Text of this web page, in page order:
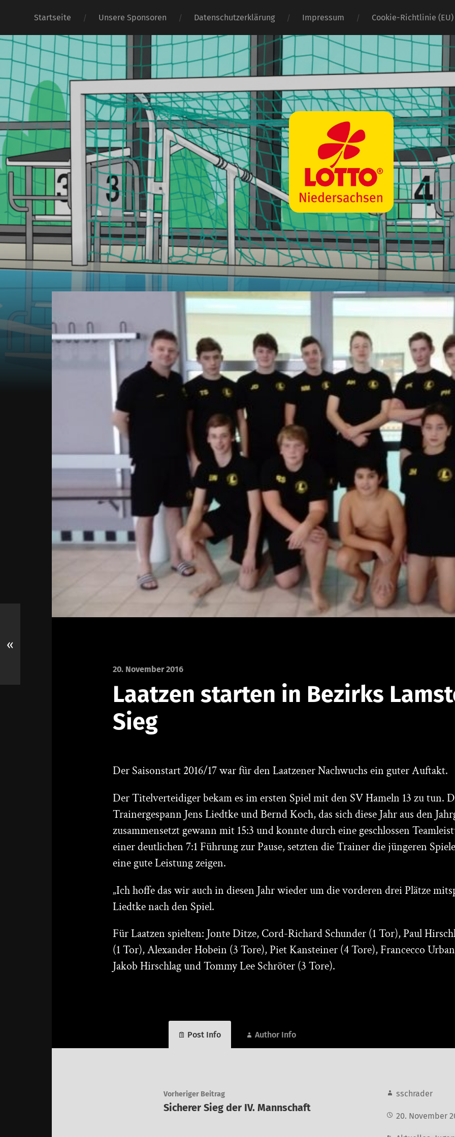
Startseite Unsere Sponsoren Datenschutzerklärung Impressum Cookie-Richtlinie (EU)
Wasserball
@
SpVg
Laatzen
20. November 2016
Laatzen starten in Bezirks
Sieg
Der Saisonstart 2016/17 war für den Laatzener Nachwuchs ein guter Auftakt.
Der Titelverteidiger bekam es im ersten Spiel mit den SV Hameln 13 zu tun.
Trainergespann Jens Liedtke und Bernd Koch, das sich diese Jahr aus den
zusammensetzt gewann mit 15:3 und konnte durch eine geschlossen
einer deutlichen 7:1 Führung zur Pause, setzten die Trainer die jüngeren
eine gute Leistung zeigen.
„Ich hoffe das wir auch in diesen Jahr wieder um die vorderen drei Plätze
Liedtke nach den Spiel.
Für Laatzen spielten: Jonte Ditze, Cord-Richard Schunder (1 Tor), Paul
(1 Tor), Alexander Hobein (3 Tore), Piet Kansteiner (4 Tore), Francecco
Jakob Hirschlag und Tommy Lee Schröter (3 Tore).
Post Info Author Info
sschrader
20. November
Vorheriger Beitrag
Sicherer Sieg der IV. Mannschaft
«